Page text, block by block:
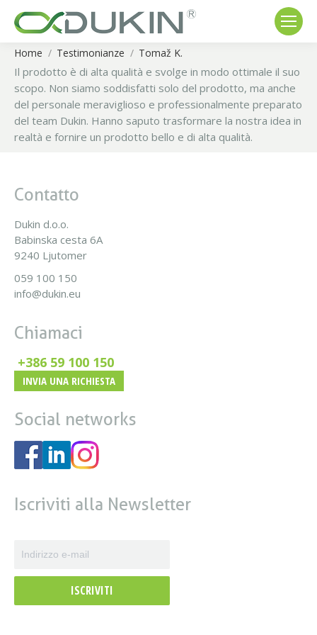
You are here:
Home Testimonianze Tomaž K.
Il prodotto è di alta qualità e svolge in modo ottimale il suo
scopo. Non siamo soddisfatti solo del prodotto, ma anche
del personale meraviglioso e professionalmente preparato
del team Dukin. Hanno saputo trasformare la nostra idea in
realtà e fornire un prodotto bello e di alta qualità.
Contatto
Dukin d.o.o.
Babinska cesta 6A
9240 Ljutomer
059 100 150
info@dukin.eu
Chiamaci
+386 59 100 150
INVIA UNA RICHIESTA
Social networks
Iscriviti alla Newsletter
ISCRIVITI